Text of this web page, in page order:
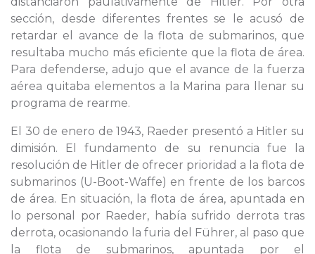
sección, desde diferentes frentes se le acusó de
retardar el avance de la flota de submarinos, que
resultaba mucho más eficiente que la flota de área.
Para defenderse, adujo que el avance de la fuerza
aérea quitaba elementos a la Marina para llenar su
programa de rearme.
El 30 de enero de 1943, Raeder presentó a Hitler su
dimisión. El fundamento de su renuncia fue la
resolución de Hitler de ofrecer prioridad a la flota de
submarinos (U-Boot-Waffe) en frente de los barcos
de área. En situación, la flota de área, apuntada en
lo personal por Raeder, había sufrido derrota tras
derrota, ocasionando la furia del Führer, al paso que
la flota de submarinos, apuntada por el